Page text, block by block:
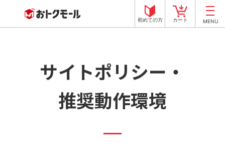
MENU
初めての方 カート
サイトポリシー・
推奨動作環境